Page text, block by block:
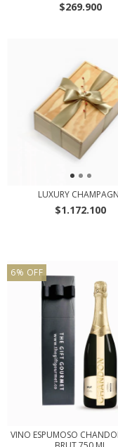
$269.900
LUXURY
$1.172.100
6% OFF
VINO ESPUMOSO